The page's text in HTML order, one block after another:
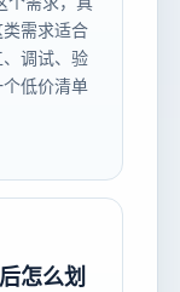
需求适合
调试、验
低价清单
怎么划